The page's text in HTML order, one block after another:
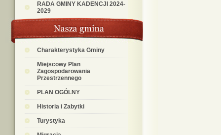
RADA GMINY KADENCJI 2024-
2029
Charakterystyka Gminy
Miejscowy Plan
Zagospodarowania
Przestrzennego
PLAN OGÓLNY
Historia i Zabytki
Turystyka